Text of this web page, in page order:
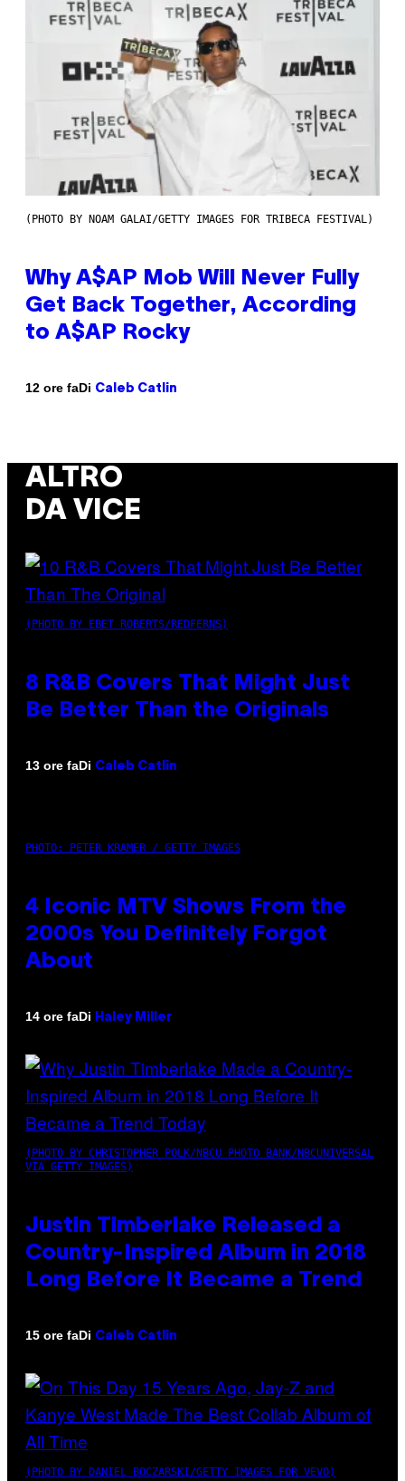
(PHOTO BY NOAM GALAI/GETTY IMAGES FOR TRIBECA FESTIVAL)
Why A$AP Mob Will Never Fully
Get Back Together, According
to A$AP Rocky
12 ore faDi Caleb Catlin
ALTRO
DA VICE
(PHOTO BY EBET ROBERTS/REDFERNS)
8 R&B Covers That Might Just
Be Better Than the Originals
13 ore faDi Caleb Catlin
PHOTO: PETER KRAMER / GETTY IMAGES
4 Iconic MTV Shows From the
2000s You Definitely Forgot
About
14 ore faDi Haley Miller
(PHOTO BY CHRISTOPHER POLK/NBCU PHOTO BANK/NBCUNIVERSAL
VIA GETTY IMAGES)
Justin Timberlake Released a
Country-Inspired Album in 2018
Long Before It Became a Trend
15 ore faDi Caleb Catlin
(PHOTO BY DANIEL BOCZARSKI/GETTY IMAGES FOR VEVO)